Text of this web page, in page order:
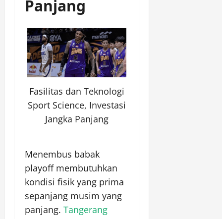
Panjang
Fasilitas dan Teknologi
Sport Science, Investasi
Jangka Panjang
Menembus babak
playoff membutuhkan
kondisi fisik yang prima
sepanjang musim yang
panjang. Tangerang